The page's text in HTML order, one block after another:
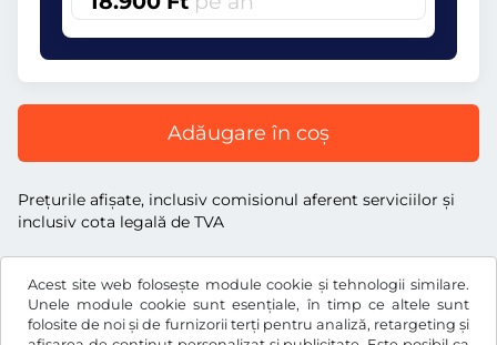
Acest site web folosește module cookie și tehnologii similare.
Unele module cookie sunt esențiale, în timp ce altele sunt
folosite de noi și de furnizorii terți pentru analiză, retargeting și
Adăugare în coș
Preţurile afişate, inclusiv comisionul aferent serviciilor și
inclusiv cota legală de TVA
FtHUF